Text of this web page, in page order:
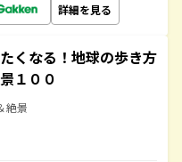
詳細を見る
くなる！地球の歩き方
１００
絶景